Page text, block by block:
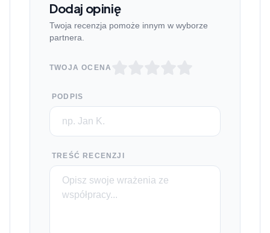
Dodaj opinię
Twoja recenzja pomoże innym w wyborze
partnera.
TWOJA OCENA
PODPIS
TREŚĆ RECENZJI